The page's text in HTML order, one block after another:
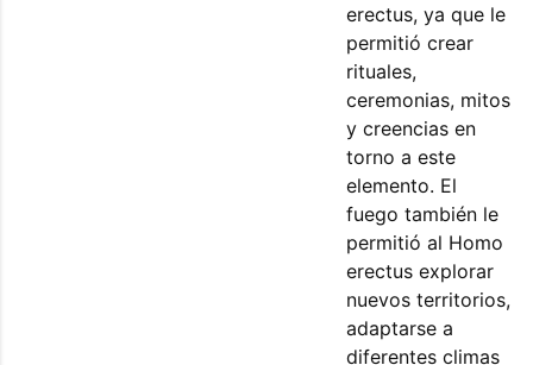
erectus, ya que le
permitió crear
rituales,
ceremonias, mitos
y creencias en
torno a este
elemento. El
fuego también le
permitió al Homo
erectus explorar
nuevos territorios,
adaptarse a
diferentes climas